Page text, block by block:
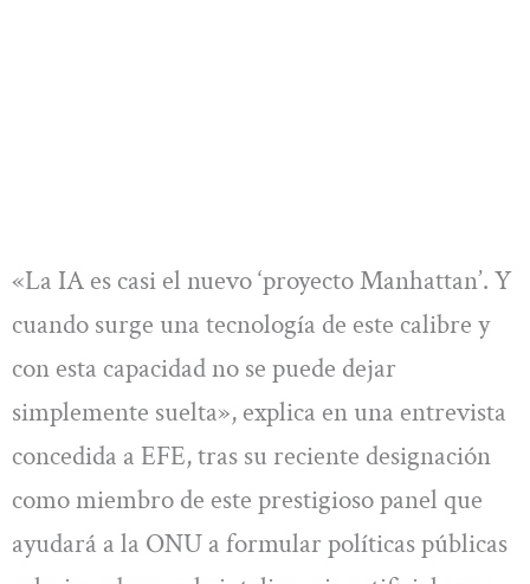
«La IA es casi el nuevo ‘proyecto Manhattan’. Y
cuando surge una tecnología de este calibre y
con esta capacidad no se puede dejar
simplemente suelta», explica en una entrevista
concedida a EFE, tras su reciente designación
como miembro de este prestigioso panel que
ayudará a la ONU a formular políticas públicas